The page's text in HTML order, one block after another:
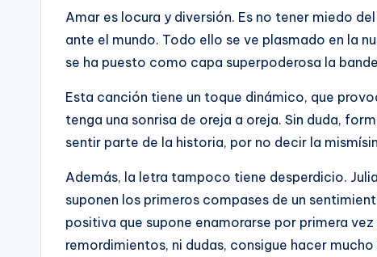
Amar es locura y diversión. Es no tener miedo
ante el mundo. Todo ello se ve plasmado en la
se ha puesto como capa superpoderosa la
Esta canción tiene un toque dinámico, que
tenga una sonrisa de oreja a oreja. Sin duda,
sentir parte de la historia, por no decir la
Además, la letra tampoco tiene desperdicio.
suponen los primeros compases de un
positiva que supone enamorarse por primera
remordimientos, ni dudas, consigue hacer mucho